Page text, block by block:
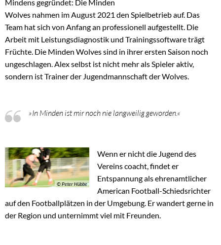
Mindens gegründet: Die Minden
Wolves nahmen im August 2021 den Spielbetrieb auf. Das
Team hat sich von Anfang an professionell aufgestellt. Die
Arbeit mit Leistungsdiagnostik und Trainingssoftware trägt
Früchte. Die Minden Wolves sind in ihrer ersten Saison noch
ungeschlagen. Alex selbst ist nicht mehr als Spieler aktiv,
sondern ist Trainer der Jugendmannschaft der Wolves.
»In Minden ist mir noch nie langweilig geworden.«
© Peter Hübbe
Wenn er nicht die Jugend des
Vereins coacht, findet er
Entspannung als ehrenamtlicher
American Football-Schiedsrichter
auf den Footballplätzen in der Umgebung. Er wandert gerne in
der Region und unternimmt viel mit Freunden.